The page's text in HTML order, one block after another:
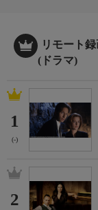
リモート
(ドラマ)
1
(-)
2